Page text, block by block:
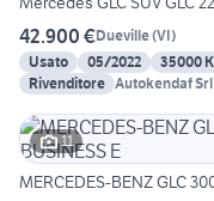
42.900 €Dueville(VI)
Usato
05/2022 35000
Rivenditore Autokendaf Srl
11
MERCEDES-BENZ GLC